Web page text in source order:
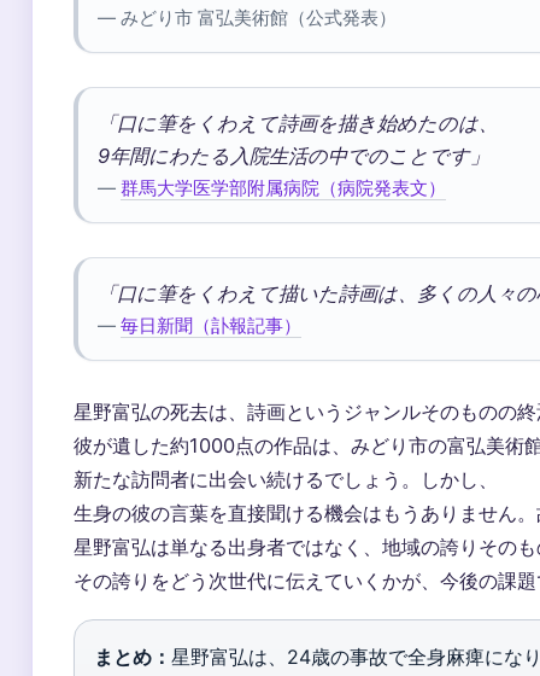
— みどり市 富弘美術館（公式発表）
「口に筆をくわえて詩画を描き始めたのは、
9年間にわたる入院生活の中でのことです」
— 群馬大学医学部附属病院（病院発表文）
「口に筆をくわえて描いた詩画は、多くの人々
— 毎日新聞（訃報記事）
星野富弘の死去は、詩画というジャンルそのものの
彼が遺した約1000点の作品は、みどり市の富弘美術
新たな訪問者に出会い続けるでしょう。しかし、
生身の彼の言葉を直接聞ける機会はもうありません
星野富弘は単なる出身者ではなく、地域の誇りその
その誇りをどう次世代に伝えていくかが、今後の課
まとめ： 星野富弘は、24歳の事故で全身麻痺にな